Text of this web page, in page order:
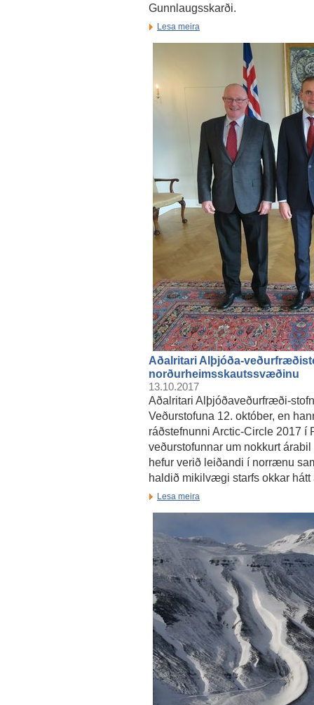
Gunnlaugsskarði.
Lesa meira
Aðalritari Alþjóða-
norðurheimsskautssvæðinu
13.10.2017
Aðalritari Alþjóðaveðurfræði-
Veðurstofuna 12. október, en
ráðstefnunni Arctic-Circle 2017 í
veðurstofunnar um nokkurt
hefur verið leiðandi í norrænu
haldið mikilvægi starfs okkar
Lesa meira